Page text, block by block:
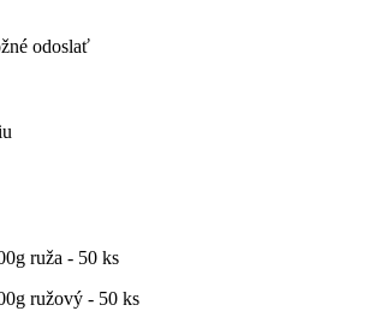
odoslať
ruža - 50 ks
ružový - 50 ks